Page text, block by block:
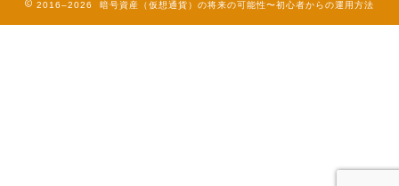
2016–2026 暗号資産（仮想通貨）の将来の可能性〜初心者からの運用方法